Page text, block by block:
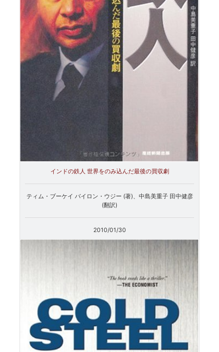
インドの鉄人 世界をのみ込んだ最後の買収劇
ティム・ブーケイ バイロン・ウジー (著)、中島美重子 田中健彦
(翻訳)
2010/01/30